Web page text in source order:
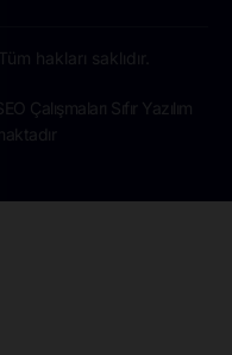
hakları saklıdır.
Çalışmaları Sıfır Yazılım